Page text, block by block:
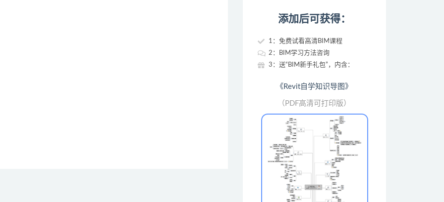
添加后可获得：
1：免费试看高清BIM课程
2：BIM学习方法咨询
3：送“BIM新手礼包”，内含：
《Revit自学知识导图》
（PDF高清可打印版）